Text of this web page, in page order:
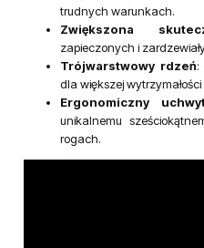
trudnych warunkach.
Zwiększona
zapieczonych i
Trójwarstwowy rdzeń:
dla większej wytrzymałości
Ergonomiczny
unikalnemu
rogach.